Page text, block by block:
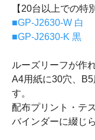
【20台以上での特
■GP-J2630-W 白
■GP-J2630-K 黒
ルーズリーフが作
A4用紙に30穴、
す。
配布プリント・テ
バインダーに綴じ